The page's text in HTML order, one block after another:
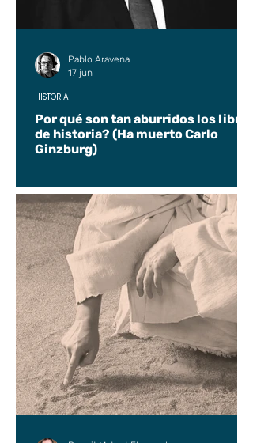
Por qué son tan aburridos los libros
de historia? (Ha muerto Carlo
Ginzburg)
HISTORIA
Pablo Aravena
17 jun